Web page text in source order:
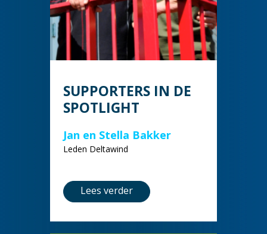
SUPPORTERS IN DE
SPOTLIGHT
Jan en Stella Bakker
Leden Deltawind
Lees verder